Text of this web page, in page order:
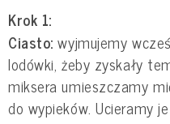
Krok 1:
Ciasto:wyjmujemy
lodówki, żeby zyskały
miksera umieszczamy
do wypieków. Ucieramy